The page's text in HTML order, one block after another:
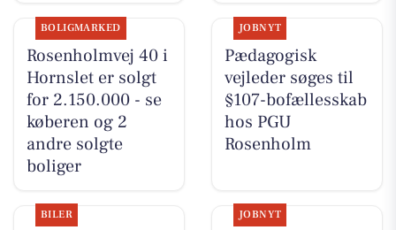
BOLIGMARKED
Rosenholmvej 40 i
Hornslet er solgt
for 2.150.000 - se
køberen og 2
andre solgte
boliger
JOBNYT
Pædagogisk
vejleder søges til
§107-bofællesskab
hos PGU
Rosenholm
BILER JOBNYT